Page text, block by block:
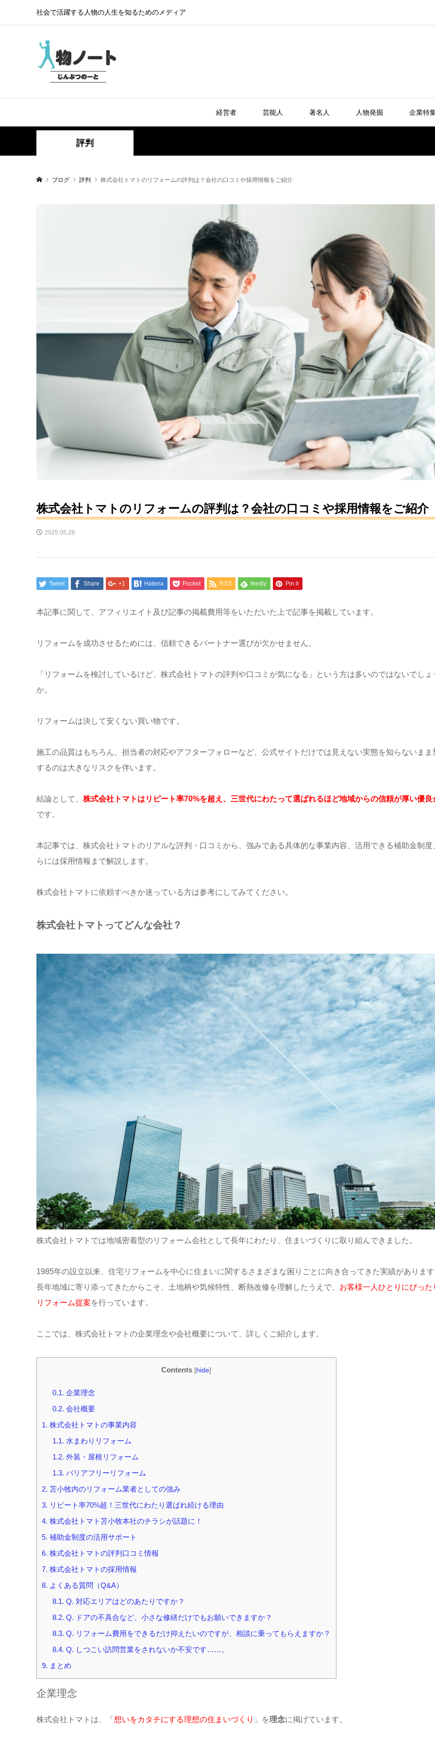
社会で活躍する人物の人生を知るためのメディア
経営者 芸能人 著名人 人物発掘 企業特
評判
ブログ 評判 株式会社トマトのリフォームの評判は？会社の口コミや採用情報をご紹介
株式会社トマトのリフォームの評判は？会社の口コミや採用情報をご紹介
2025.05.28
Tweet Share +1 Hatena Pocket RSS feedly Pin it
本記事に関して、アフィリエイト及び記事の掲載費用等をいただいた上で記事を掲載しています。
リフォームを成功させるためには、信頼できるパートナー選びが欠かせません。
「リフォームを検討しているけど、株式会社トマトの評判や口コミが気になる」という方は多いのではないでしょ
か。
リフォームは決して安くない買い物です。
施工の品質はもちろん、担当者の対応やアフターフォローなど、公式サイトだけでは見えない実態を知らないまま
するのは大きなリスクを伴います。
結論として、 株式会社トマトはリピート率70%を超え、三世代にわたって選ばれるほど地域からの信頼が厚い優良
です。
本記事では、株式会社トマトのリアルな評判・口コミから、強みである具体的な事業内容、活用できる補助金制度
らには採用情報まで解説します。
株式会社トマトに依頼すべきか迷っている方は参考にしてみてください。
株式会社トマトってどんな会社？
株式会社トマトでは地域密着型のリフォーム会社として長年にわたり、住まいづくりに取り組んできました。
1985年の設立以来、住宅リフォームを中心に住まいに関するさまざまな困りごとに向き合ってきた実績がありま
長年地域に寄り添ってきたからこそ、土地柄や気候特性、断熱改修を理解したうえで、 お客様一人ひとりにぴった
リフォーム提案を行っています。
ここでは、株式会社トマトの企業理念や会社概要について、詳しくご紹介します。
Contents [hide]
0.1. 企業理念
0.2. 会社概要
1. 株式会社トマトの事業内容
1.1. 水まわりリフォーム
1.2. 外装・屋根リフォーム
1.3. バリアフリーリフォーム
2. 苫小牧内のリフォーム業者としての強み
3. リピート率70%超！三世代にわたり選ばれ続ける理由
4. 株式会社トマト苫小牧本社のチラシが話題に！
5. 補助金制度の活用サポート
6. 株式会社トマトの評判口コミ情報
7. 株式会社トマトの採用情報
8. よくある質問（Q&A）
8.1. Q. 対応エリアはどのあたりですか？
8.2. Q. ドアの不具合など、小さな修繕だけでもお願いできますか？
8.3. Q. リフォーム費用をできるだけ抑えたいのですが、相談に乗ってもらえますか？
8.4. Q. しつこい訪問営業をされないか不安です……。
9. まとめ
企業理念
株式会社トマトは、「 想いをカタチにする理想の住まいづくり 」を理念に掲げています。